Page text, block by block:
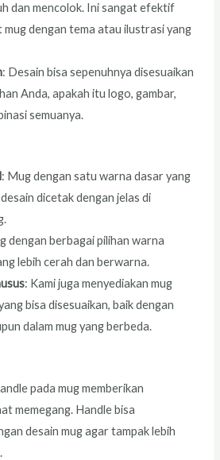
dan mencolok. Ini sangat efektif
mug dengan tema atau ilustrasi yang
: Desain bisa sepenuhnya disesuaikan
Anda, apakah itu logo, gambar,
semuanya.
: Mug dengan satu warna dasar yang
dicetak dengan jelas di
dengan berbagai pilihan warna
lebih cerah dan berwarna.
: Kami juga menyediakan mug
bisa disesuaikan, baik dengan
dalam mug yang berbeda.
pada mug memberikan
memegang. Handle bisa
desain mug agar tampak lebih